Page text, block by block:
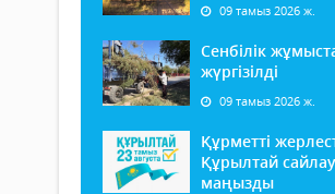
09 тамыз 2026 ж.
Сенбілік
жүргізілді
09 тамыз 2026 ж.
Құрметті
Құрылтай
маңызды